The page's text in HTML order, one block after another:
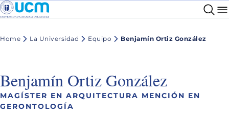
Home La Universidad Equipo Benjamín Ortiz González
Benjamín Ortiz González
MAGÍSTER EN ARQUITECTURA MENCIÓN EN
GERONTOLOGÍA